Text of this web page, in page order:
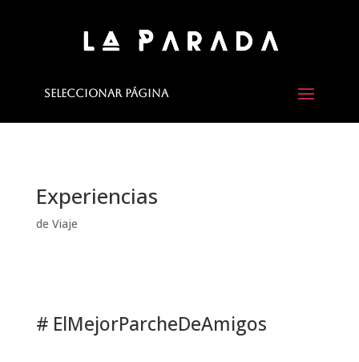
Seleccionar página
Experiencias
de Viaje
# ElMejorParcheDeAmigos